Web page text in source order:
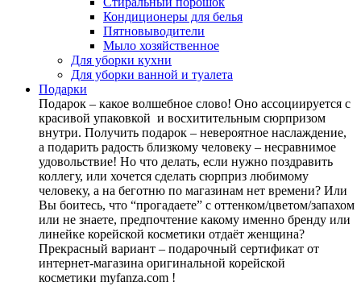
Кондиционеры для белья
Пятновыводители
Мыло хозяйственное
Для уборки кухни
Для уборки ванной и туалета
Подарки
Подарок – какое волшебное слово! Оно ассоциируется с
красивой упаковкой и восхитительным сюрпризом
внутри. Получить подарок – невероятное наслаждение,
а подарить радость близкому человеку – несравнимое
удовольствие! Но что делать, если нужно поздравить
коллегу, или хочется сделать сюрприз любимому
человеку, а на беготню по магазинам нет времени? Или
Вы боитесь, что “прогадаете” с оттенком/цветом/запахом
или не знаете, предпочтение какому именно бренду или
линейке корейской косметики отдаёт женщина?
Прекрасный вариант – подарочный сертификат от
интернет-магазина оригинальной корейской
косметики myfanza.com !